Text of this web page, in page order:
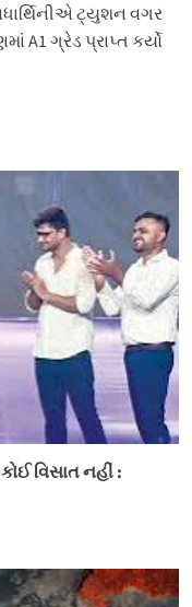
ટ્યુશન વગર
A1 ગ્રેડ પ્રાપ્ત કર્યો
વિસાત નહીં :